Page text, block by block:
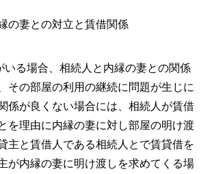
の妻との対立と賃借関係
る場合、相続人と内縁の妻との関係
その部屋の利用の継続に問題が生じに
係が良くない場合には、相続人が賃借
を理由に内縁の妻に対し部屋の明け渡
主と賃借人である相続人とで賃貸借を
が内縁の妻に明け渡しを求めてくる場